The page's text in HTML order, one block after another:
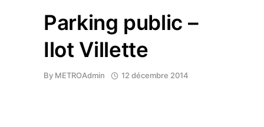
Parking public –
Ilot Villette
By METROAdmin 12 décembre 2014